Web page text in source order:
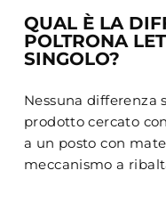
QUAL È LA
POLTRONA
SINGOLO?
Nessuna differenza
prodotto cercato
a un posto con
meccanismo a